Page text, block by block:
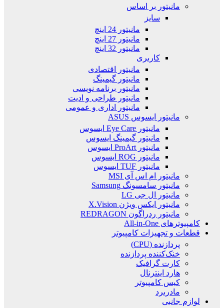
مانیتور بر اساس
سایز
مانیتور 24 اینچ
مانیتور 27 اینچ
مانیتور 32 اینچ
کاربری
مانیتور اقتصادی
مانیتور گیمینگ
مانیتور برنامه نویسی
مانیتور طراحی و ادیت
مانیتور اداری و عمومی
مانیتور ایسوس ASUS
مانیتور Eye Care ایسوس
مانیتور گیمینگ ایسوس
مانیتور ProArt ایسوس
مانیتور ROG ایسوس
مانیتور TUF ایسوس
مانیتور ام اس آی MSI
مانیتور سامسونگ Samsung
مانیتور ال جی LG
مانیتور ایکس ویژن X.Vision
مانیتور ردراگون REDRAGON
کامپیوترهای All-in-One
قطعات و تجهیزات کامپیوتر
پردازنده (CPU)
خنک‌کننده پردازنده
کارت گرافیک
هارد اینترنال
کیس کامپیوتر
مادربرد
لوازم جانبی